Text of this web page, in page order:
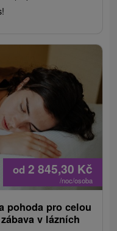
od 2 845,30 Kč
/noc/osoba
pohoda pro celou
v lázních